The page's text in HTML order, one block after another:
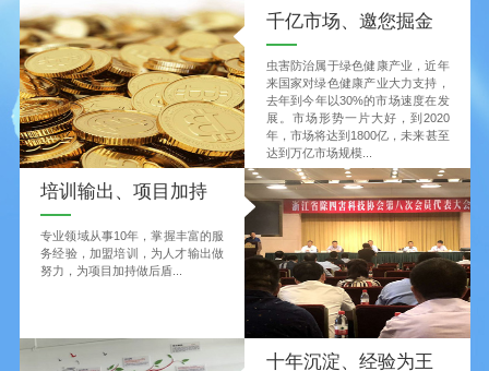
千亿市场、邀您掘金
虫害防治属于绿色健康产业，近年
来国家对绿色健康产业大力支持，
去年到今年以30%的市场速度在发
展。市场形势一片大好，到2020
年，市场将达到1800亿，未来甚至
达到万亿市场规模...
培训输出、项目加持
专业领域从事10年，掌握丰富的服
务经验，加盟培训，为人才输出做
努力，为项目加持做后盾...
十年沉淀、经验为王